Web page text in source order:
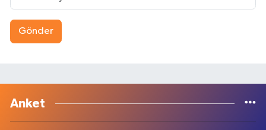
Gönder
Anket